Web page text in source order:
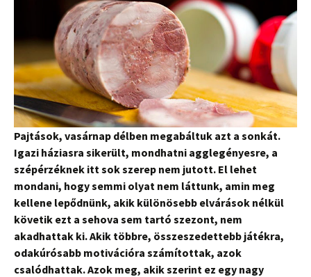
Pajtások, vasárnap délben megabáltuk azt a sonkát.
Igazi háziasra sikerült, mondhatni agglegényesre, a
szépérzéknek itt sok szerep nem jutott. El lehet
mondani, hogy semmi olyat nem láttunk, amin meg
kellene lepődnünk, akik különösebb elvárások nélkül
követik ezt a sehova sem tartó szezont, nem
akadhattak ki. Akik többre, összeszedettebb játékra,
odakúrósabb motivációra számítottak, azok
csalódhattak. Azok meg, akik szerint ez egy nagy